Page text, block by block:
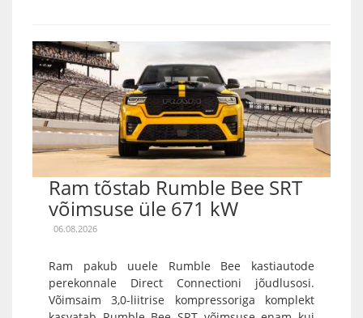
Ram tõstab Rumble Bee SRT
võimsuse üle 671 kW
06.08.2026
Ram pakub uuele Rumble Bee kastiautode
perekonnale Direct Connectioni jõudlusosi.
Võimsaim 3,0-liitrise kompressoriga komplekt